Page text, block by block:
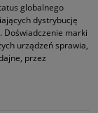
globalnego
dystrybucję
Doświadczenie marki
urządzeń sprawia,
przez